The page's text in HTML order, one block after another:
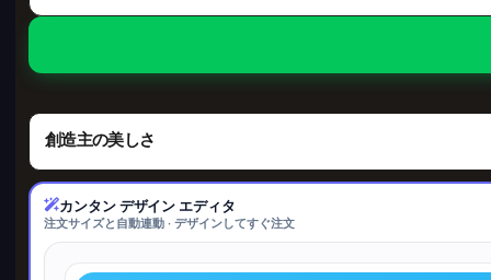
創造主の美しさ
カンタン デザイン エディタ
注文サイズと自動連動 · デザインしてすぐ注文